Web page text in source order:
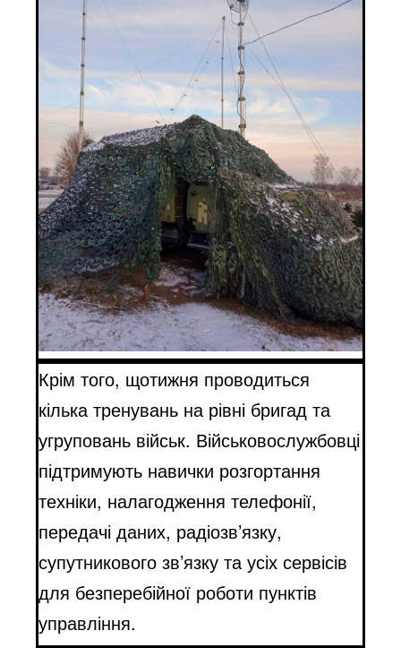
Крім того, щотижня проводиться
кілька тренувань на рівні бригад та
угруповань військ. Військовослужбовці
підтримують навички розгортання
техніки, налагодження телефонії,
передачі даних, радіозв’язку,
супутникового зв’язку та усіх сервісів
для безперебійної роботи пунктів
управління.